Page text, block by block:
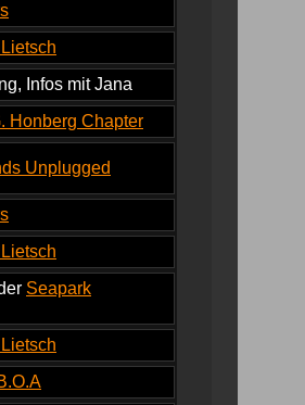
Infos mit Jana
Honberg Chapter
Unplugged
Seapark